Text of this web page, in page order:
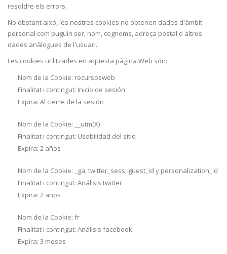
resoldre els errors.
No obstant això, les nostres cookies no obtenen dades d'àmbit
personal com puguin ser, nom, cognoms, adreça postal o altres
dades anàlogues de l'usuari.
Les cookies utilitzades en aquesta pàgina Web són:
Nom de la Cookie: recursosweb
Finalitat i contingut: Inicio de sesión
Expira: Al cierre de la sesión
Nom de la Cookie: __utm(X)
Finalitat i contingut: Usabilidad del sitio
Expira: 2 años
Nom de la Cookie: _ga, twitter_sess, guest_id y personalization_id
Finalitat i contingut: Análisis twitter
Expira: 2 años
Nom de la Cookie: fr
Finalitat i contingut: Análisis facebook
Expira: 3 meses